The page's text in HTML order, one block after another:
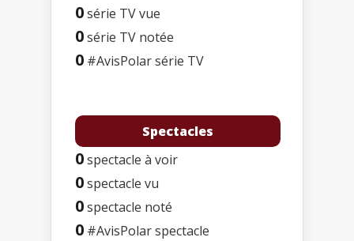
0série TV vue
0série TV notée
0 #AvisPolar série TV
Spectacles
0spectacle à voir
0spectacle vu
0spectacle noté
0 #AvisPolar spectacle